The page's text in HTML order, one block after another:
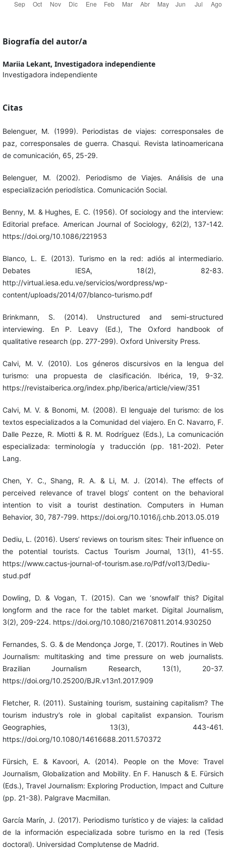
Biografía del autor/a
Mariia Lekant, Investigadora independiente
Investigadora independiente
Citas
Belenguer, M. (1999). Periodistas de viajes: corresponsales de
paz, corresponsales de guerra. Chasqui. Revista latinoamericana
de comunicación, 65, 25-29.
Belenguer, M. (2002). Periodismo de Viajes. Análisis de una
especialización periodística. Comunicación Social.
Benny, M. & Hughes, E. C. (1956). Of sociology and the interview:
Editorial preface. American Journal of Sociology, 62(2), 137-142.
https://doi.org/10.1086/221953
Blanco, L. E. (2013). Turismo en la red: adiós al intermediario.
Debates IESA, 18(2), 82-83.
http://virtual.iesa.edu.ve/servicios/wordpress/wp-
content/uploads/2014/07/blanco-turismo.pdf
Brinkmann, S. (2014). Unstructured and semi-structured
interviewing. En P. Leavy (Ed.), The Oxford handbook of
qualitative research (pp. 277-299). Oxford University Press.
Calvi, M. V. (2010). Los géneros discursivos en la lengua del
turismo: una propuesta de clasificación. Ibérica, 19, 9-32.
https://revistaiberica.org/index.php/iberica/article/view/351
Calvi, M. V. & Bonomi, M. (2008). El lenguaje del turismo: de los
textos especializados a la Comunidad del viajero. En C. Navarro, F.
Dalle Pezze, R. Miotti & R. M. Rodríguez (Eds.), La comunicación
especializada: terminología y traducción (pp. 181-202). Peter
Lang.
Chen, Y. C., Shang, R. A. & Li, M. J. (2014). The effects of
perceived relevance of travel blogs’ content on the behavioral
intention to visit a tourist destination. Computers in Human
Behavior, 30, 787-799. https://doi.org/10.1016/j.chb.2013.05.019
Dediu, L. (2016). Users’ reviews on tourism sites: Their influence on
the potential tourists. Cactus Tourism Journal, 13(1), 41-55.
https://www.cactus-journal-of-tourism.ase.ro/Pdf/vol13/Dediu-
stud.pdf
Dowling, D. & Vogan, T. (2015). Can we ‘snowfall’ this? Digital
longform and the race for the tablet market. Digital Journalism,
3(2), 209-224. https://doi.org/10.1080/21670811.2014.930250
Fernandes, S. G. & de Mendonça Jorge, T. (2017). Routines in Web
Journalism: multitasking and time pressure on web journalists.
Brazilian Journalism Research, 13(1), 20-37.
https://doi.org/10.25200/BJR.v13n1.2017.909
Fletcher, R. (2011). Sustaining tourism, sustaining capitalism? The
tourism industry’s role in global capitalist expansion. Tourism
Geographies, 13(3), 443-461.
https://doi.org/10.1080/14616688.2011.570372
Fürsich, E. & Kavoori, A. (2014). People on the Move: Travel
Journalism, Globalization and Mobility. En F. Hanusch & E. Fürsich
(Eds.), Travel Journalism: Exploring Production, Impact and Culture
(pp. 21-38). Palgrave Macmillan.
García Marín, J. (2017). Periodismo turístico y de viajes: la calidad
de la información especializada sobre turismo en la red (Tesis
doctoral). Universidad Complutense de Madrid.